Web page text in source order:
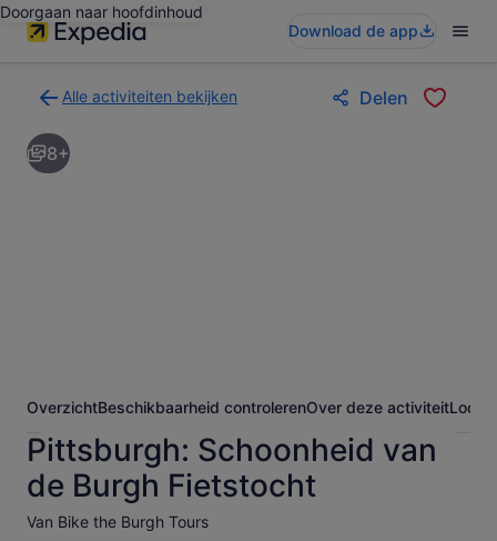
Doorgaan naar hoofdinhoud
Download de app
Alle activiteiten bekijken
naar
de
zoekresultatenpagina
Delen
8+
OverzichtBeschikbaarheid controlerenOver deze activiteit
Pittsburgh: Schoonheid van
de Burgh Fietstocht
Van Bike the Burgh Tours